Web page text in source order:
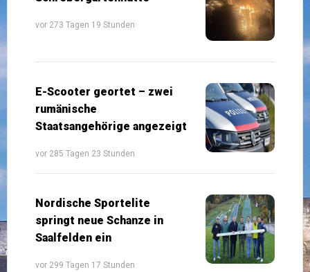
vor 273 Tagen 19 Stunden
E-Scooter geortet – zwei
rumänische
Staatsangehörige angezeigt
vor 285 Tagen 23 Stunden
Nordische Sportelite
springt neue Schanze in
Saalfelden ein
vor 299 Tagen 17 Stunden